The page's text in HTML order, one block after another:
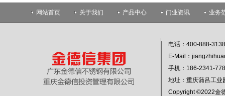
网站首页 关于我们 产品中心 门业资讯 业务
电话：400-888-
E-Mail：
手机：186-2341-
地址：重庆蒲吕工业
Copyright ©2022金